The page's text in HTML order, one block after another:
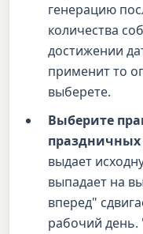
генерацию
количества
достижении
применит то
выберете.
Выберите
выдает
выпадает на
вперед"
рабочий день.